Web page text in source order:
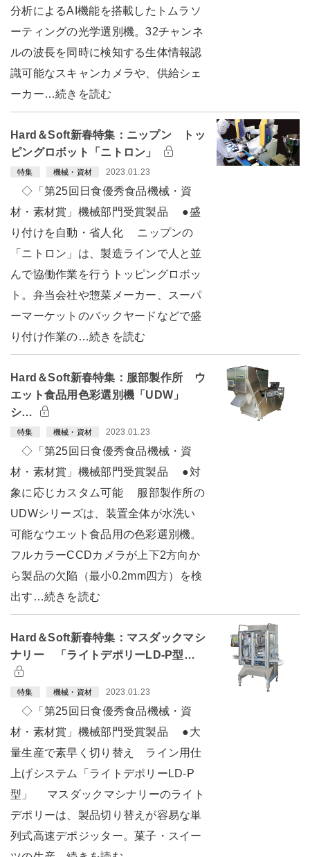
分析によるAI機能を搭載したトムラソ
ーティングの光学選別機。32チャンネ
ルの波長を同時に検知する生体情報認
識可能なスキャンカメラや、供給シェ
ーカー…続きを読む
Hard＆Soft新春特集：ニップン トッ
ピングロボット「ニトロン」
特集 機械・資材 2023.01.23
◇「第25回日食優秀食品機械・資
材・素材賞」機械部門受賞製品 ●盛
り付けを自動・省人化 ニップンの
「ニトロン」は、製造ラインで人と並
んで協働作業を行うトッピングロボッ
ト。弁当会社や惣菜メーカー、スーパ
ーマーケットのバックヤードなどで盛
り付け作業の…続きを読む
Hard＆Soft新春特集：服部製作所 ウ
エット食品用色彩選別機「UDW」
シ…
特集 機械・資材 2023.01.23
◇「第25回日食優秀食品機械・資
材・素材賞」機械部門受賞製品 ●対
象に応じカスタム可能 服部製作所の
UDWシリーズは、装置全体が水洗い
可能なウエット食品用の色彩選別機。
フルカラーCCDカメラが上下2方向か
ら製品の欠陥（最小0.2mm四方）を検
出す…続きを読む
Hard＆Soft新春特集：マスダックマシ
ナリー 「ライトデポリーLD-P型…
特集 機械・資材 2023.01.23
◇「第25回日食優秀食品機械・資
材・素材賞」機械部門受賞製品 ●大
量生産で素早く切り替え ライン用仕
上げシステム「ライトデポリーLD-P
型」 マスダックマシナリーのライト
デポリーは、製品切り替えが容易な単
列式高速デポジッター。菓子・スイー